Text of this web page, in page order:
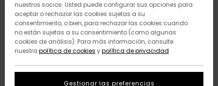
nuestros socios. Usted puede configurar sus opciones para
aceptar o rechazar las cookies sujetas a su
consentimiento, o bien, para rechazar las cookies cuando
no están sujetas a su consentimiento (como algunas
cookies de análisis). Para más información, consulte
nuestra política de cookies ypolítica de privacidad
Gestionar las preferencias